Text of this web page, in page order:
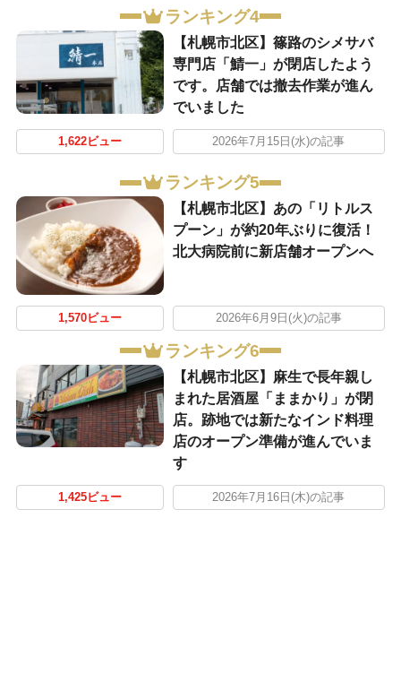
ランキング4
【札幌市北区】篠路のシメサバ
専門店「鯖一」が閉店したよう
です。店舗では撤去作業が進ん
でいました
1,622ビュー 2026年7月15日(水)の記事
ランキング5
【札幌市北区】あの「リトルス
プーン」が約20年ぶりに復活！
北大病院前に新店舗オープンへ
1,570ビュー 2026年6月9日(火)の記事
ランキング6
【札幌市北区】麻生で長年親し
まれた居酒屋「ままかり」が閉
店。跡地では新たなインド料理
店のオープン準備が進んでいま
す
1,425ビュー 2026年7月16日(木)の記事